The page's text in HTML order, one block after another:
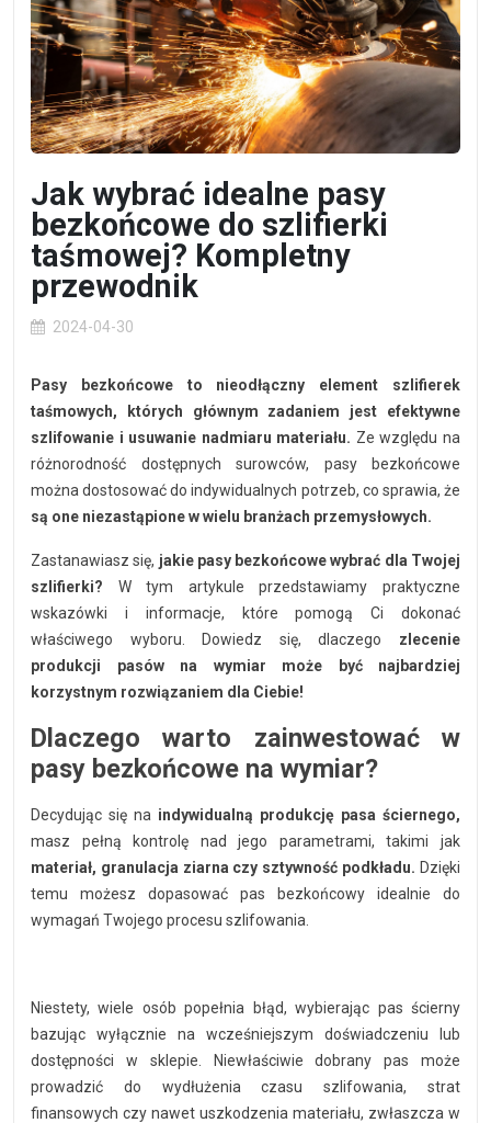
Zgłoś naprawę
Status naprawy
Ostrzenie narzędzi
Doradztwo
technologiczne
Producenci
Najpopularniejsi
Płatności i dostawa
O nas
Regulamin
Polityka prywatności
i cookies
Polecany artykuł
EFA: Historia i oferta
urządzeń dla przetwórstwa
mięsnego
Jak wybrać idealne pasy
bezkońcowe do szlifierki
taśmowej? Kompletny
przewodnik
2024-04-30
Pasy bezkońcowe to nieodłączny element szlifierek
taśmowych, których głównym zadaniem jest efektywne
szlifowanie i usuwanie nadmiaru materiału. Ze względu na
różnorodność dostępnych surowców, pasy bezkońcowe
można dostosować do indywidualnych potrzeb, co sprawia, że
są one niezastąpione w wielu branżach przemysłowych.
Zastanawiasz się, jakie pasy bezkońcowe wybrać dla Twojej
szlifierki? W tym artykule przedstawiamy praktyczne
wskazówki i informacje, które pomogą Ci dokonać
właściwego wyboru. Dowiedz się, dlaczego zlecenie
produkcji pasów na wymiar może być najbardziej
korzystnym rozwiązaniem dla Ciebie!
Dlaczego warto zainwestować w
pasy bezkońcowe na wymiar?
Decydując się na indywidualną produkcję pasa ściernego,
masz pełną kontrolę nad jego parametrami, takimi jak
materiał, granulacja ziarna czy sztywność podkładu. Dzięki
temu możesz dopasować pas bezkońcowy idealnie do
wymagań Twojego procesu szlifowania.
Niestety, wiele osób popełnia błąd, wybierając pas ścierny
bazując wyłącznie na wcześniejszym doświadczeniu lub
dostępności w sklepie. Niewłaściwie dobrany pas może
prowadzić do wydłużenia czasu szlifowania, strat
finansowych czy nawet uszkodzenia materiału, zwłaszcza w